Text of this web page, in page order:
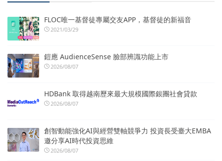
FLOC唯一基督徒專屬交友APP，基督徒的新福音
2021/03/29
鎧應 AudienceSense 臉部辨識功能上市
2026/08/07
HDBank 取得越南歷來最大規模國際銀團社會貸款
2026/08/07
創智動能強化AI與經營雙軸競爭力 投資長受臺大EMBA
邀分享AI時代投資思維
2026/08/07